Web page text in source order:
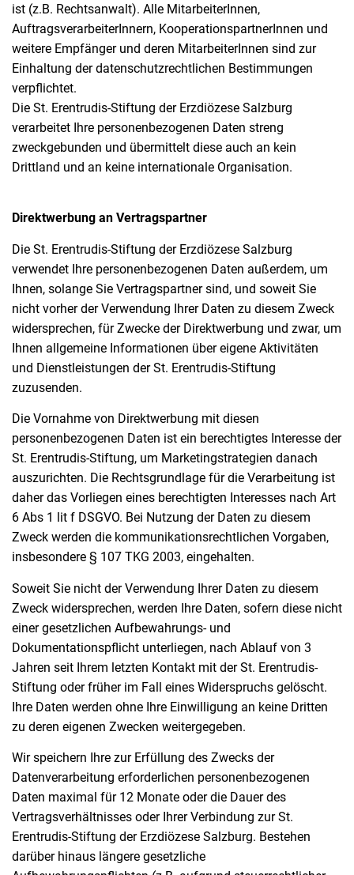
ist (z.B. Rechtsanwalt). Alle MitarbeiterInnen,
AuftragsverarbeiterInnern, KooperationspartnerInnen und
weitere Empfänger und deren MitarbeiterInnen sind zur
Einhaltung der datenschutzrechtlichen Bestimmungen
verpflichtet.
Die St. Erentrudis-Stiftung der Erzdiözese Salzburg
verarbeitet Ihre personenbezogenen Daten streng
zweckgebunden und übermittelt diese auch an kein
Drittland und an keine internationale Organisation.
Direktwerbung an Vertragspartner
Die St. Erentrudis-Stiftung der Erzdiözese Salzburg
verwendet Ihre personenbezogenen Daten außerdem, um
Ihnen, solange Sie Vertragspartner sind, und soweit Sie
nicht vorher der Verwendung Ihrer Daten zu diesem Zweck
widersprechen, für Zwecke der Direktwerbung und zwar, um
Ihnen allgemeine Informationen über eigene Aktivitäten
und Dienstleistungen der St. Erentrudis-Stiftung
zuzusenden.
Die Vornahme von Direktwerbung mit diesen
personenbezogenen Daten ist ein berechtigtes Interesse der
St. Erentrudis-Stiftung, um Marketingstrategien danach
auszurichten. Die Rechtsgrundlage für die Verarbeitung ist
daher das Vorliegen eines berechtigten Interesses nach Art
6 Abs 1 lit f DSGVO. Bei Nutzung der Daten zu diesem
Zweck werden die kommunikationsrechtlichen Vorgaben,
insbesondere § 107 TKG 2003, eingehalten.
Soweit Sie nicht der Verwendung Ihrer Daten zu diesem
Zweck widersprechen, werden Ihre Daten, sofern diese nicht
einer gesetzlichen Aufbewahrungs- und
Dokumentationspflicht unterliegen, nach Ablauf von 3
Jahren seit Ihrem letzten Kontakt mit der St. Erentrudis-
Stiftung oder früher im Fall eines Widerspruchs gelöscht.
Ihre Daten werden ohne Ihre Einwilligung an keine Dritten
zu deren eigenen Zwecken weitergegeben.
Wir speichern Ihre zur Erfüllung des Zwecks der
Datenverarbeitung erforderlichen personenbezogenen
Daten maximal für 12 Monate oder die Dauer des
Vertragsverhältnisses oder Ihrer Verbindung zur St.
Erentrudis-Stiftung der Erzdiözese Salzburg. Bestehen
darüber hinaus längere gesetzliche